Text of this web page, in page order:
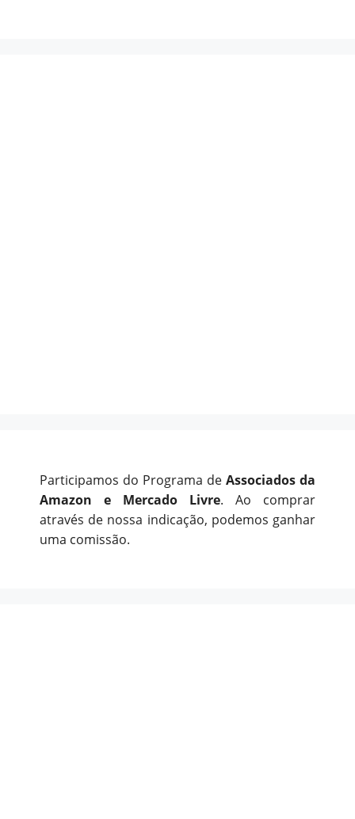
Participamos do Programa de Associados da
Amazon e Mercado Livre. Ao comprar
através de nossa indicação, podemos ganhar
uma comissão.